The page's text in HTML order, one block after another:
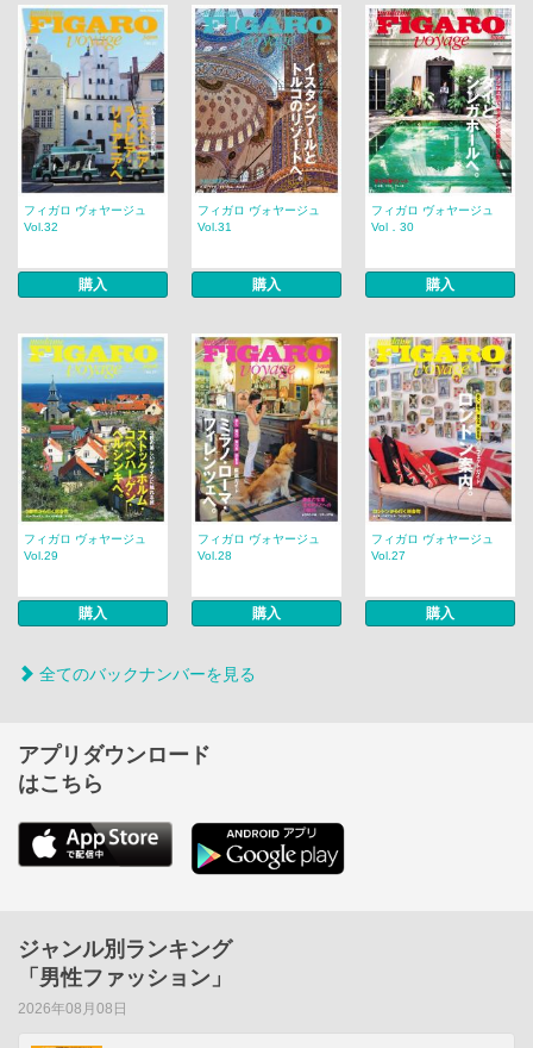
フィガロ ヴォヤージュ
Vol.32
購入
フィガロ ヴォヤージュ
Vol.31
購入
フィガロ ヴォヤージュ
Vol．30
購入
フィガロ ヴォヤージュ
Vol.29
購入
フィガロ ヴォヤージュ
Vol.28
購入
フィガロ ヴォヤージュ
Vol.27
購入
全てのバックナンバーを見る
アプリダウンロード
はこちら
ジャンル別ランキング
「男性ファッション」
2026年08月08日